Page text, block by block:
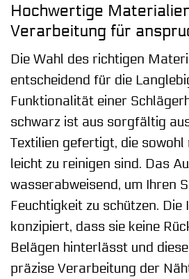
Hochwertige
Verarbeitung für
Die Wahl des richtigen
entscheidend für die
Funktionalität einer
schwarz ist aus sorgfältig
Textilien gefertigt, die
leicht zu reinigen sind. Das
wasserabweisend, um Ihren
Feuchtigkeit zu schützen. Die
konzipiert, dass sie keine
Belägen hinterlässt und
präzise Verarbeitung der